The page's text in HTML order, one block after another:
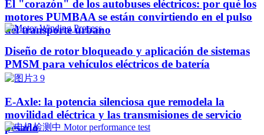
El "corazón" de los autobuses eléctricos: por qué los
motores PUMBAA se están convirtiendo en el pulso
del transporte urbano
Diseño de rotor bloqueado y aplicación de sistemas
PMSM para vehículos eléctricos de batería
E-Axle: la potencia silenciosa que remodela la
movilidad eléctrica y las transmisiones de servicio
pesado